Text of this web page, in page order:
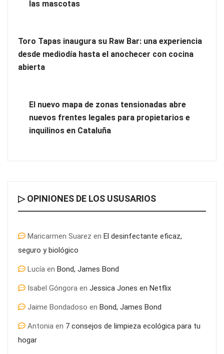
las mascotas
Toro Tapas inaugura su Raw Bar: una experiencia
desde mediodía hasta el anochecer con cocina
abierta
El nuevo mapa de zonas tensionadas abre
nuevos frentes legales para propietarios e
inquilinos en Cataluña
▷ OPINIONES DE LOS USUSARIOS
Maricarmen Suarez en El desinfectante eficaz,
seguro y biológico
Lucía en Bond, James Bond
Isabel Góngora en Jessica Jones en Netflix
Jaime Bondadoso en Bond, James Bond
Antonia en 7 consejos de limpieza ecológica para tu
hogar